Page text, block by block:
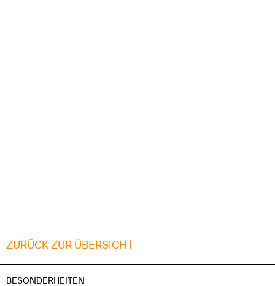
ZURÜCK ZUR ÜBERSICHT
BESONDERHEITEN